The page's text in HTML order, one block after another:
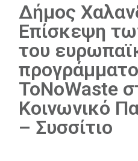
Δήμος
Επίσκεψη
του
ToNoWaste
Κοινωνικό
– Συσσίτιο